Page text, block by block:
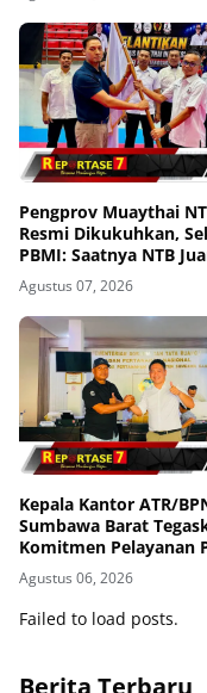
Pengprov Muaythai
Resmi Dikukuhkan,
PBMI: Saatnya NTB
Agustus 07, 2026
Kepala Kantor ATR/
Sumbawa Barat
Komitmen Pelayanan
dan Buka Pintu
Masyarakat
Agustus 06, 2026
Failed to load posts.
Berita Terbaru